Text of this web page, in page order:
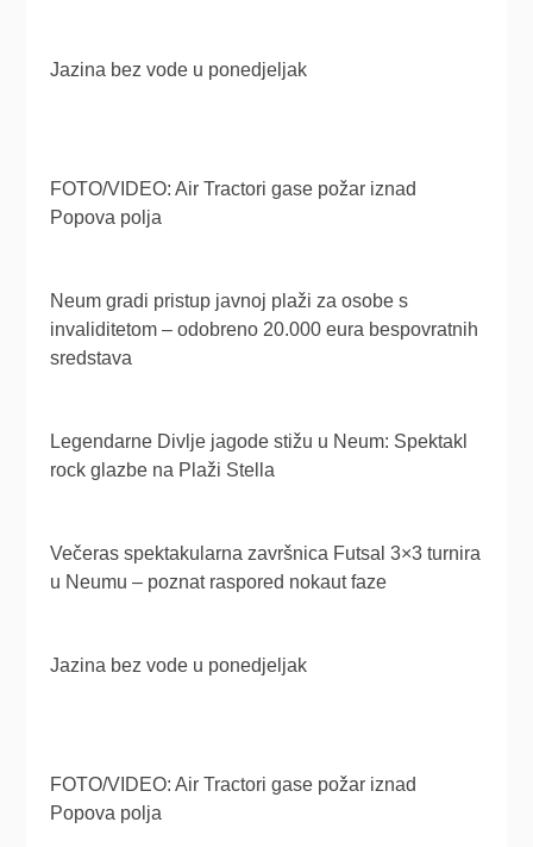
Jazina bez vode u ponedjeljak
FOTO/VIDEO: Air Tractori gase požar iznad
Popova polja
Neum gradi pristup javnoj plaži za osobe s
invaliditetom – odobreno 20.000 eura bespovratnih
sredstava
Legendarne Divlje jagode stižu u Neum: Spektakl
rock glazbe na Plaži Stella
Večeras spektakularna završnica Futsal 3×3 turnira
u Neumu – poznat raspored nokaut faze
Jazina bez vode u ponedjeljak
FOTO/VIDEO: Air Tractori gase požar iznad
Popova polja